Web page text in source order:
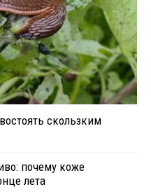
скользким
почему коже
лета